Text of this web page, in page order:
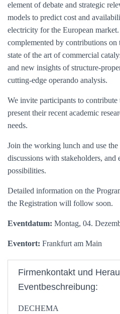
element of debate and strategic
models to predict cost and
electricity for the European
complemented by contributions
state of the art of commercial
and new insights of structure-
cutting-edge operando analysis.
We invite participants to contribute
present their recent academic
needs.
Join the working lunch and use
discussions with stakeholders, and
possibilities.
Detailed information on the
the Registration will follow soon.
Eventdatum: Montag, 04.
Eventort: Frankfurt am Main
Firmenkontakt und
Eventbeschreibung:
DECHEMA